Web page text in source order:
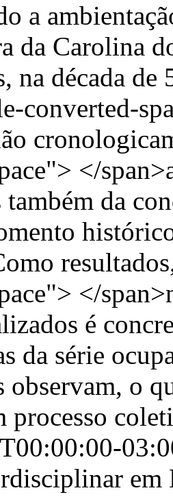
a
da Carolina
na década de
converted-
</
também da
</
é
da série
observam, o
processo
em